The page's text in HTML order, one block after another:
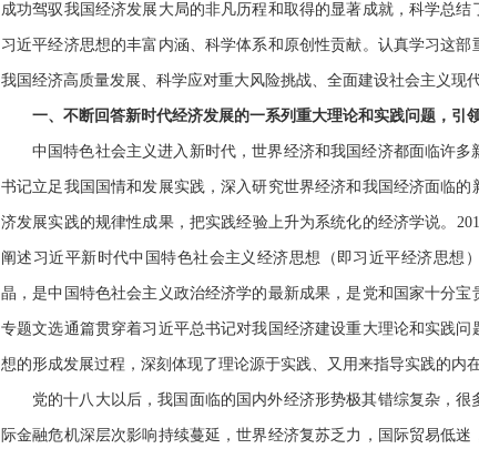
成功驾驭我国经济发展大局的非凡历程和取得的显著成就，科学总
习近平经济思想的丰富内涵、科学体系和原创性贡献。认真学习这
我国经济高质量发展、科学应对重大风险挑战、全面建设社会主义现
一、不断回答新时代经济发展的一系列重大理论和实践问题，引
中国特色社会主义进入新时代，世界经济和我国经济都面临许
书记立足我国国情和发展实践，深入研究世界经济和我国经济面临
济发展实践的规律性成果，把实践经验上升为系统化的经济学说。
阐述习近平新时代中国特色社会主义经济思想（即习近平经济思想
晶，是中国特色社会主义政治经济学的最新成果，是党和国家十分
专题文选通篇贯穿着习近平总书记对我国经济建设重大理论和实践
想的形成发展过程，深刻体现了理论源于实践、又用来指导实践的内在
党的十八大以后，我国面临的国内外经济形势极其错综复杂，
际金融危机深层次影响持续蔓延，世界经济复苏乏力，国际贸易低